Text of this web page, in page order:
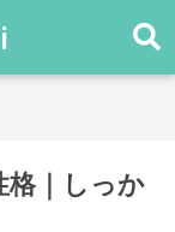
格｜しっか